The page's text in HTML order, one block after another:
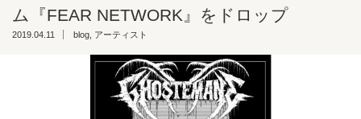
ム『FEAR NETWORK』をドロップ
2019.04.11 blog アーティスト